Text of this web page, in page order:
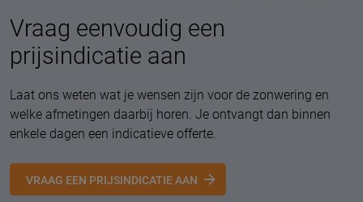
Vraag eenvoudig een
prijsindicatie aan
Laat ons weten wat je wensen zijn voor de zonwering en
welke afmetingen daarbij horen. Je ontvangt dan binnen
enkele dagen een indicatieve offerte.
VRAAG EEN PRIJSINDICATIE AAN